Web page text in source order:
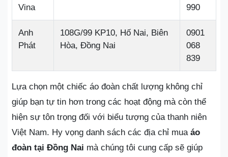
Vina
990
Anh
Phát
108G/99 KP10, Hố Nai, Biên
Hòa, Đồng Nai
0901
068
839
Lựa chọn một chiếc áo đoàn chất lượng không chỉ
giúp bạn tự tin hơn trong các hoạt động mà còn thể
hiện sự tôn trọng đối với biểu tượng của thanh niên
Việt Nam. Hy vọng danh sách các địa chỉ mua áo
đoàn tại Đồng Nai mà chúng tôi cung cấp sẽ giúp